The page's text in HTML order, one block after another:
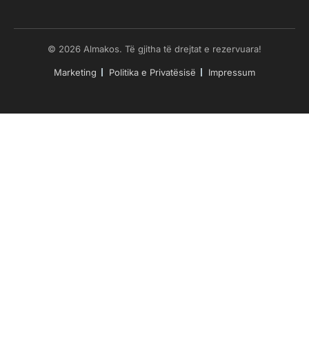
© 2026 Almakos. Të gjitha të drejtat e rezervuara!
Marketing Politika e Privatësisë Impressum